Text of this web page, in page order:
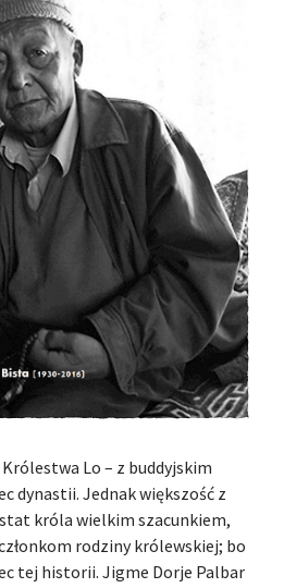
Lo – z buddyjskim
dynastii. Jednak większość z
króla wielkim szacunkiem,
rodziny królewskiej; bo
tej historii. Jigme Dorje Palbar